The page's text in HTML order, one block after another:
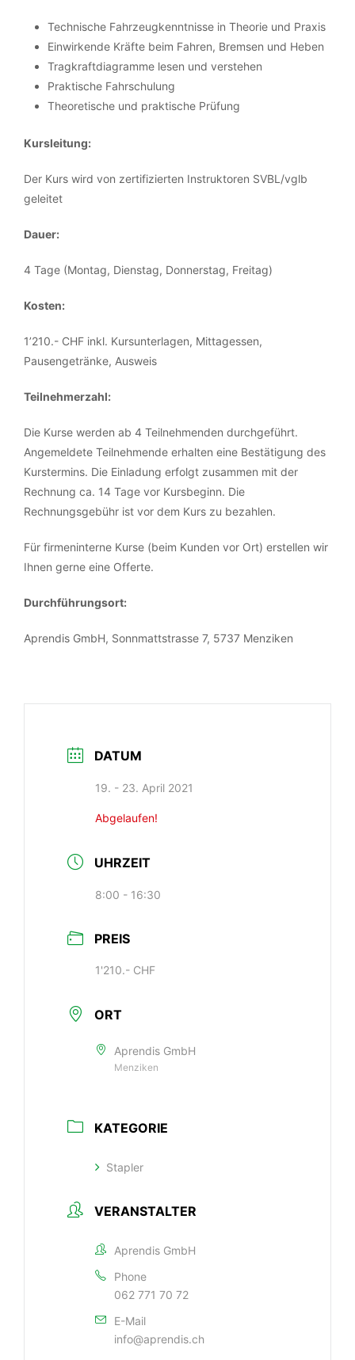
Technische Fahrzeugkenntnisse in Theorie und Praxis
Einwirkende Kräfte beim Fahren, Bremsen und Heben
Tragkraftdiagramme lesen und verstehen
Praktische Fahrschulung
Theoretische und praktische Prüfung
Kursleitung:
Der Kurs wird von zertifizierten Instruktoren SVBL/vglb
geleitet
Dauer:
4 Tage (Montag, Dienstag, Donnerstag, Freitag)
Kosten:
1’210.- CHF inkl. Kursunterlagen, Mittagessen,
Pausengetränke, Ausweis
Teilnehmerzahl:
Die Kurse werden ab 4 Teilnehmenden durchgeführt.
Angemeldete Teilnehmende erhalten eine Bestätigung des
Kurstermins. Die Einladung erfolgt zusammen mit der
Rechnung ca. 14 Tage vor Kursbeginn. Die
Rechnungsgebühr ist vor dem Kurs zu bezahlen.
Für firmeninterne Kurse (beim Kunden vor Ort) erstellen wir
Ihnen gerne eine Offerte.
Durchführungsort:
Aprendis GmbH, Sonnmattstrasse 7, 5737 Menziken
DATUM
19. - 23. April 2021
Abgelaufen!
UHRZEIT
8:00 - 16:30
PREIS
1'210.- CHF
ORT
Aprendis GmbH
Menziken
KATEGORIE
Stapler
VERANSTALTER
Aprendis GmbH
Phone
062 771 70 72
E-Mail
info@aprendis.ch